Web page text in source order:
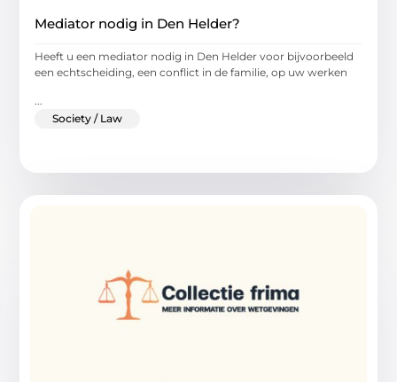
Mediator nodig in Den Helder?
Heeft u een mediator nodig in Den Helder voor bijvoorbeeld
een echtscheiding, een conflict in de familie, op uw werken
...
Society / Law